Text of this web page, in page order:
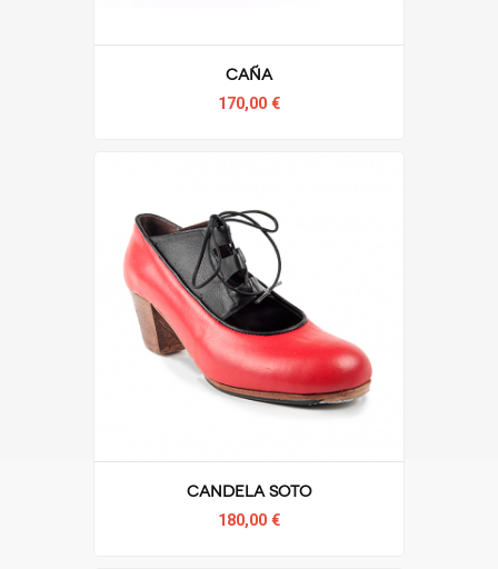
Caña
170,00 €
Candela Soto
180,00 €